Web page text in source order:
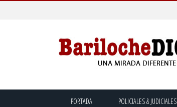
PORTADA POLICIALES & JUDICIALES